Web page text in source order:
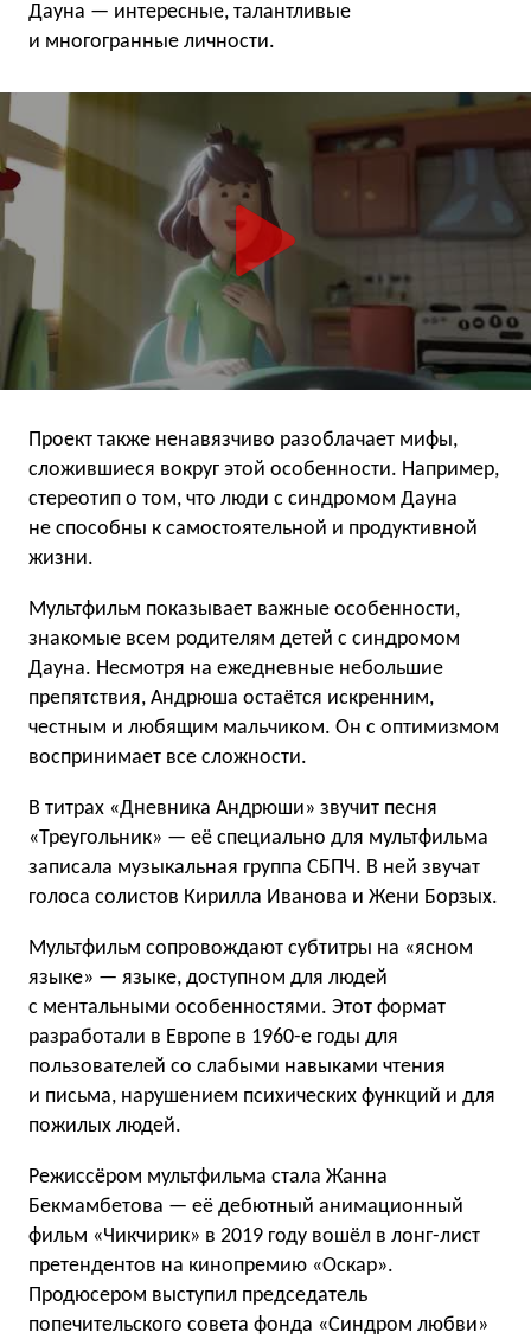
Дауна — интересные, талантливые
и многогранные личности.
Проект также ненавязчиво разоблачает мифы,
сложившиеся вокруг этой особенности. Например,
стереотип о том, что люди с синдромом Дауна
не способны к самостоятельной и продуктивной
жизни.
Мультфильм показывает важные особенности,
знакомые всем родителям детей с синдромом
Дауна. Несмотря на ежедневные небольшие
препятствия, Андрюша остаётся искренним,
честным и любящим мальчиком. Он с оптимизмом
воспринимает все сложности.
В титрах «Дневника Андрюши» звучит песня
«Треугольник» — её специально для мультфильма
записала музыкальная группа СБПЧ. В ней звучат
голоса солистов Кирилла Иванова и Жени Борзых.
Мультфильм сопровождают субтитры на «ясном
языке» — языке, доступном для людей
с ментальными особенностями. Этот формат
разработали в Европе в 1960-е годы для
пользователей со слабыми навыками чтения
и письма, нарушением психических функций и для
пожилых людей.
Режиссёром мультфильма стала Жанна
Бекмамбетова — её дебютный анимационный
фильм «Чикчирик» в 2019 году вошёл в лонг-лист
претендентов на кинопремию «Оскар».
Продюсером выступил председатель
попечительского совета фонда «Синдром любви»